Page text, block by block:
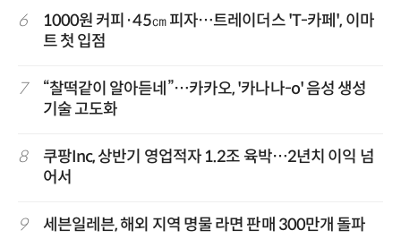
6
1000원 커피·45㎝ 피자…트레이더스 'T-카페', 이마
트 첫 입점
7
“찰떡같이 알아듣네”…카카오, '카나나-o' 음성 생성
기술 고도화
8
쿠팡Inc, 상반기 영업적자 1.2조 육박…2년치 이익 넘
어서
9 세븐일레븐, 해외 지역 명물 라면 판매 300만개 돌파